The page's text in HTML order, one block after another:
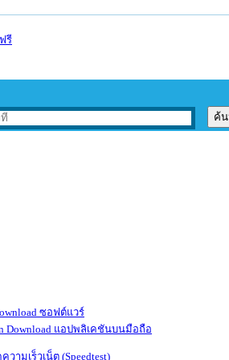
ซอฟต์แวร์
แอปพลิเคชันบนมือถือ
วามเร็วเน็ต (Speedtest)